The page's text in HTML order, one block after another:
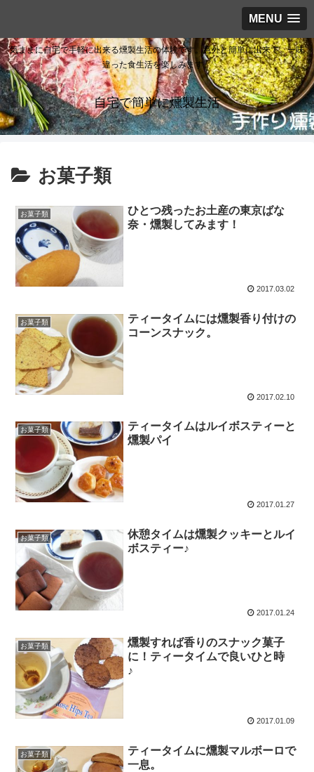
MENU
気ままに自宅で手軽に出来る燻製生活の体験です。意外と簡単に出来て、一味
違った食生活を楽しみます。
自宅で簡単に燻製生活
お菓子類
お菓子類
ひとつ残ったお土産の東京ばな
奈・燻製してみます！
2017.03.02
お菓子類
ティータイムには燻製香り付けの
コーンスナック。
2017.02.10
お菓子類
ティータイムはルイボスティーと
燻製パイ
2017.01.27
お菓子類
休憩タイムは燻製クッキーとルイ
ボスティー♪
2017.01.24
お菓子類
燻製すれば香りのスナック菓子
に！ティータイムで良いひと時
♪
2017.01.09
お菓子類
ティータイムに燻製マルボーロで
一息。